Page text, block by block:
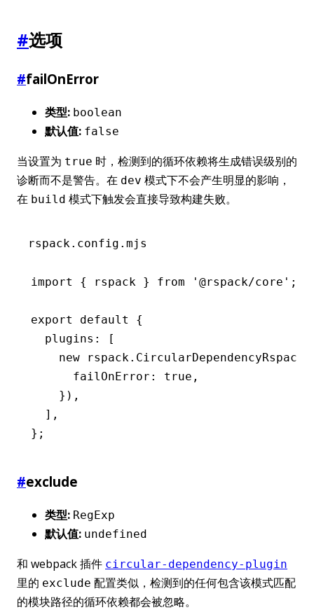
#选项
#failOnError
类型: boolean
默认值: false
当设置为 true 时，检测到的循环依赖将生成错误级别的
诊断而不是警告。在 dev 模式下不会产生明显的影响，
在 build 模式下触发会直接导致构建失败。
rspack.config.mjs
import { rspack } from '@rspack/core' ;
export default
{
  plugins
:
[
    new
rspack
      failOnError
: true ,
    })
,
  ]
,
};
#exclude
类型: RegExp
默认值: undefined
和 webpack 插件 circular-dependency-plugin
里的 exclude 配置类似，检测到的任何包含该模式匹配
的模块路径的循环依赖都会被忽略。